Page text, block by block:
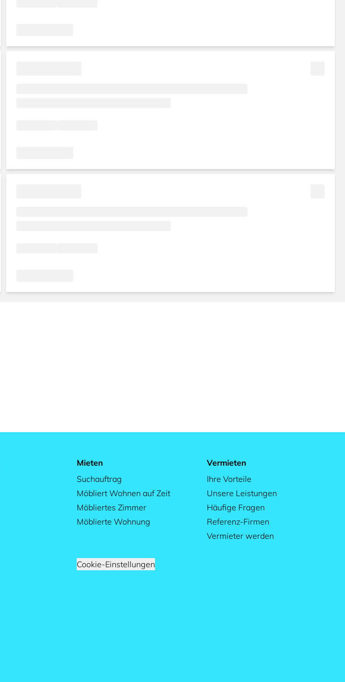
Mieten
Suchauftrag
Möbliert Wohnen auf Zeit
Möbliertes Zimmer
Möblierte Wohnung
Vermieten
Ihre Vorteile
Unsere Leistungen
Häufige Fragen
Referenz-Firmen
Vermieter werden
Cookie-Einstellungen